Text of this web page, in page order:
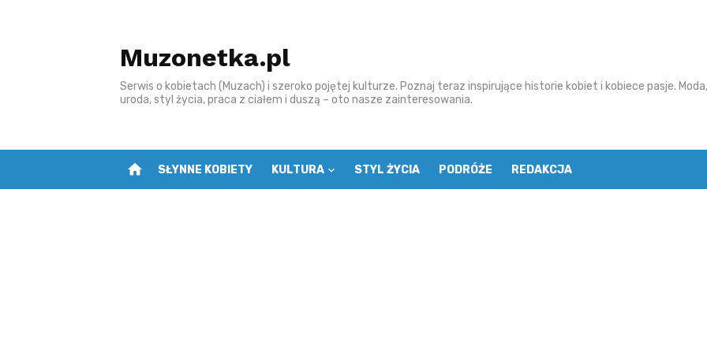
Muzonetka.pl
Serwis o kobietach (Muzach) i szeroko pojętej kulturze. Poznaj teraz inspirujące historie kobiet i kobiece pasje. Moda,
uroda, styl życia, praca z ciałem i duszą – oto nasze zainteresowania.
home SŁYNNE KOBIETY KULTURA STYL ŻYCIA PODRÓŻE REDAKCJA